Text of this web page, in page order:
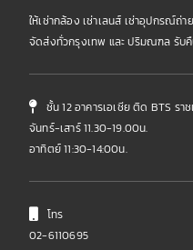
ให้เช่ากล้อง เช่าเลนส์ เช่าอุปกรณ์ถ่
จัดส่งทั่วกรุงเทพ และ ปริมณฑล รับ
ชั้น 12 อาคารเอเชีย ติด BTS ราช
จันทร์-เสาร์ 11.30-19.00น.
อาทิตย์ 11:30-14:00น.
โทร
02-6110695